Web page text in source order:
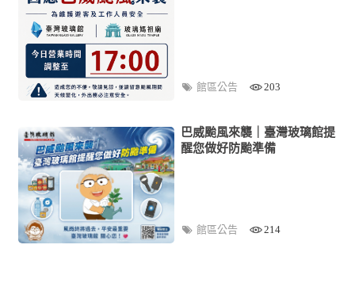
館區公告 203
巴威颱風來襲｜臺灣玻璃館提
醒您做好防颱準備
館區公告 214